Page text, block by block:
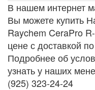
В нашем интернет
Вы можете купить
Raychem CeraPro
цене с доставкой
Подробнее об
узнать у наших
(925) 323-24-24